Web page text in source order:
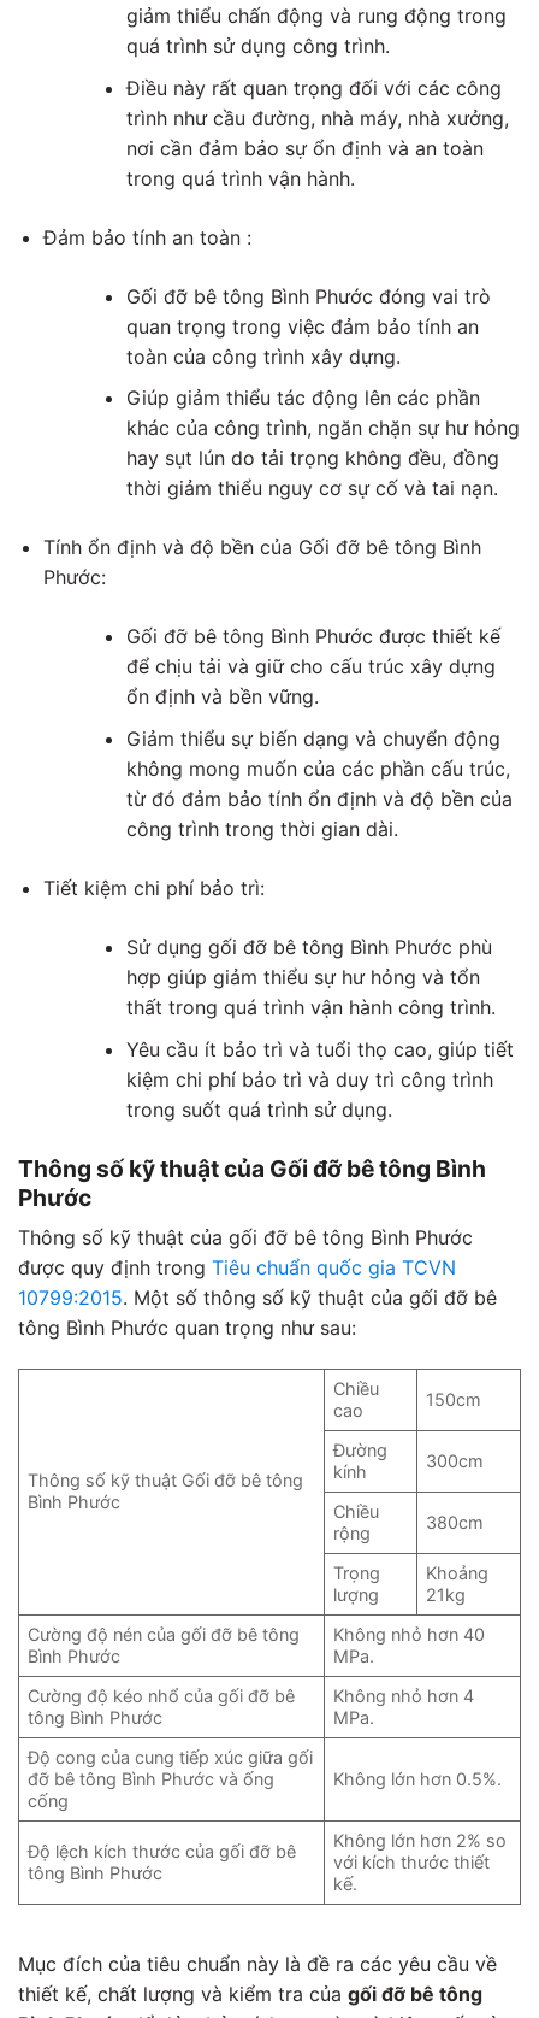
giảm thiểu chấn động và rung động trong
quá trình sử dụng công trình.
Điều này rất quan trọng đối với các công
trình như cầu đường, nhà máy, nhà xưởng,
nơi cần đảm bảo sự ổn định và an toàn
trong quá trình vận hành.
Đảm bảo tính an toàn :
Gối đỡ bê tông Bình Phước đóng vai trò
quan trọng trong việc đảm bảo tính an
toàn của công trình xây dựng.
Giúp giảm thiểu tác động lên các phần
khác của công trình, ngăn chặn sự hư hỏng
hay sụt lún do tải trọng không đều, đồng
thời giảm thiểu nguy cơ sự cố và tai nạn.
Tính ổn định và độ bền của Gối đỡ bê tông Bình
Phước:
Gối đỡ bê tông Bình Phước được thiết kế
để chịu tải và giữ cho cấu trúc xây dựng
ổn định và bền vững.
Giảm thiểu sự biến dạng và chuyển động
không mong muốn của các phần cấu trúc,
từ đó đảm bảo tính ổn định và độ bền của
công trình trong thời gian dài.
Tiết kiệm chi phí bảo trì:
Sử dụng gối đỡ bê tông Bình Phước phù
hợp giúp giảm thiểu sự hư hỏng và tổn
thất trong quá trình vận hành công trình.
Yêu cầu ít bảo trì và tuổi thọ cao, giúp tiết
kiệm chi phí bảo trì và duy trì công trình
trong suốt quá trình sử dụng.
Thông số kỹ thuật của Gối đỡ bê tông Bình
Phước
Thông số kỹ thuật của gối đỡ bê tông Bình Phước
được quy định trong Tiêu chuẩn quốc gia TCVN
10799:2015. Một số thông số kỹ thuật của gối đỡ bê
tông Bình Phước quan trọng như sau:
Thông số kỹ thuật Gối đỡ bê tông
Bình Phước
Chiều
cao
150cm
Đường
kính
300cm
Chiều
rộng
380cm
Trọng
lượng
Khoảng
21kg
Cường độ nén của gối đỡ bê tông
Bình Phước
Không nhỏ hơn 40
MPa.
Cường độ kéo nhổ của gối đỡ bê
tông Bình Phước
Không nhỏ hơn 4
MPa.
Độ cong của cung tiếp xúc giữa gối
đỡ bê tông Bình Phước và ống
cống
Không lớn hơn 0.5%.
Độ lệch kích thước của gối đỡ bê
tông Bình Phước
Không lớn hơn 2% so
với kích thước thiết
kế.
Mục đích của tiêu chuẩn này là đề ra các yêu cầu về
thiết kế, chất lượng và kiểm tra của gối đỡ bê tông